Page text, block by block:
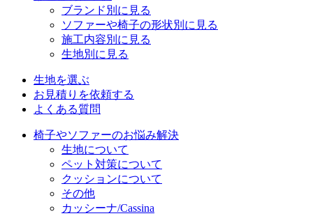
ブランド別に見る
ソファーや椅子の形状別に見る
施工内容別に見る
生地別に見る
生地を選ぶ
お見積りを依頼する
よくある質問
椅子やソファーのお悩み解決
生地について
ペット対策について
クッションについて
その他
カッシーナ/Cassina